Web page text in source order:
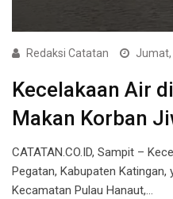
Redaksi Catatan
Kecelakaan Air
Makan Korban
CATATAN.CO.ID, Sampit –
Pegatan, Kabupaten Katingan,
Kecamatan Pulau Hanaut,…